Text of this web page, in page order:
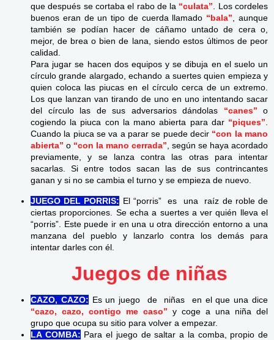
que después se cortaba el rabo de la “culata” . Los cordeles
buenos eran de un tipo de cuerda llamado “bala” , aunque
también se podían hacer de cáñamo untado de cera o,
mejor, de brea o bien de lana, siendo estos últimos de peor
calidad.
Para jugar se hacen dos equipos y se dibuja en el suelo un
círculo grande alargado, echando a suertes quien empieza y
quien coloca las piucas en el círculo cerca de un extremo.
Los que lanzan van tirando de uno en uno intentando sacar
del círculo las de sus adversarios dándolas “canes” o
cogiendo la piuca con la mano abierta para dar “piques”
Cuando la piuca se va a parar se puede decir “con la mano
abierta” o “con la mano cerrada” , según se haya acordado
previamente, y se lanza contra las otras para intentar
sacarlas. Si entre todos sacan las de sus contrincantes
ganan y si no se cambia el turno y se empieza de nuevo.
JUEGO DEL PORRIS: El “porris” es una raíz de roble de
ciertas proporciones. Se echa a suertes a ver quién lleva el
“porris”. Este puede ir en una u otra dirección entorno a una
manzana del pueblo y lanzarlo contra los demás para
intentar darles con él.
Juegos de niñas
CAZO, CAZO: Es un juego de niñas en el que una dice
“cazo, cazo, contigo me caso” y coge a una niña del
grupo que ocupa su sitio para volver a empezar.
LA COMBA: Para el juego de saltar a la comba, propio de